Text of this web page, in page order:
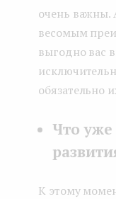
очень важны.
весомым
выгодно вас
обязательно
Что
К этому